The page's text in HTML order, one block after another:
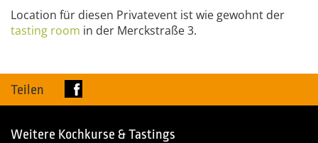
Location für diesen Privatevent ist wie gewohnt der
tasting room in der Merckstraße 3.
Teilen
Weitere Kochkurse & Tastings